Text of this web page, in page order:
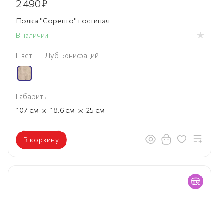
2 490₽
Полка "Соренто" гостиная
В наличии
Цвет — Дуб Бонифаций
Габариты
107 см × 18.6 см × 25 см
В корзину